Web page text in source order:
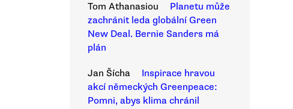
Tom Athanasiou
Planetu může
zachránit leda globální Green
New Deal. Bernie Sanders má
plán
Jan Šícha
Inspirace hravou
akcí německých Greenpeace:
Pomni, abys klima chránil